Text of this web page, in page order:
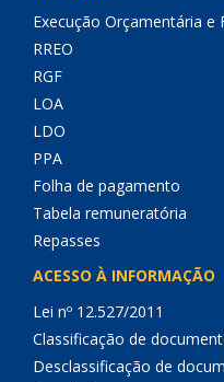
Execução Orçamentária e
RREO
RGF
LOA
LDO
PPA
Folha de pagamento
Tabela remuneratória
Repasses
ACESSO À INFORMAÇÃO
Lei nº 12.527/2011
Classificação de
Desclassificação de